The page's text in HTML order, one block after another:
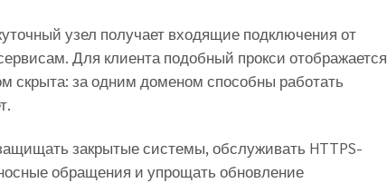
узел получает входящие подключения от
Для клиента подобный прокси отображается
скрыта: за одним доменом способны работать
закрытые системы, обслуживать HTTPS-
обращения и упрощать обновление